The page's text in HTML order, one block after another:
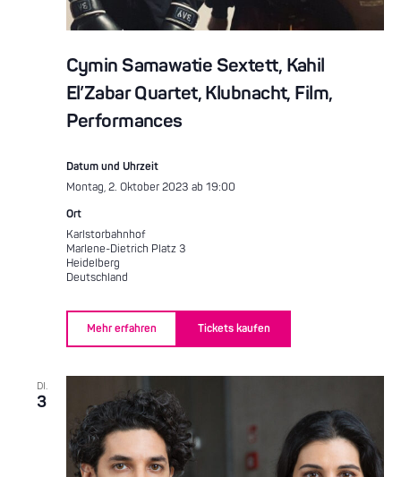
Cymin Samawatie Sextett, Kahil
El’Zabar Quartet, Klubnacht, Film,
Performances
Datum und Uhrzeit
Montag, 2. Oktober 2023 ab 19:00
Ort
Karlstorbahnhof
Marlene-Dietrich Platz 3
Heidelberg
Deutschland
Mehr erfahren Tickets kaufen
DI.
3